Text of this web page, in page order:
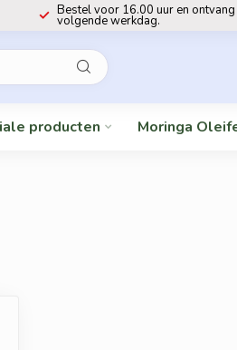
Bestel voor 16.00 uur en
volgende werkdag.
producten Moringa